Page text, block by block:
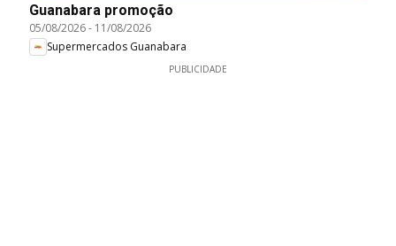
Guanabara promoção
05/08/2026- 11/08/2026
Supermercados Guanabara
PUBLICIDADE